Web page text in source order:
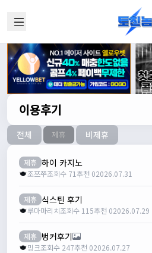
이용후기
전체 제휴 비제휴
제휴 하이 카지노
조쯔쭈조회수 71추천 02026.07.31
제휴 식스틴 후기
루마마리치조회수 115추천 02026.07.29
제휴 벙커후기
밍크조회수 247추천 02026.07.27